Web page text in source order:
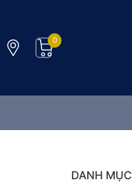
0
DANH MỤC